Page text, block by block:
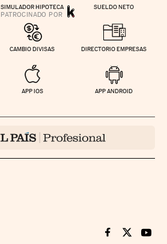
SIMULADOR HIPOTECA SUELDO NETO
CAMBIO DIVISAS DIRECTORIO EMPRESAS
APP IOS APP ANDROID
Cinco Días en
Cinco Días
Cinco